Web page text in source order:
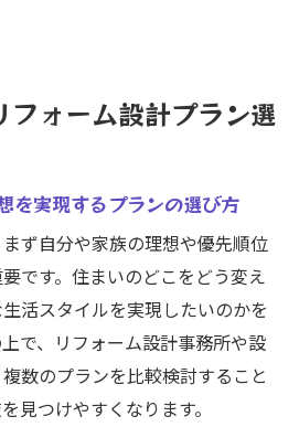
フォーム設計プラン選
を実現するプランの選び方
ず自分や家族の理想や優先順位
です。住まいのどこをどう変え
活スタイルを実現したいのかを
で、リフォーム設計事務所や設
数のプランを比較検討すること
見つけやすくなります。